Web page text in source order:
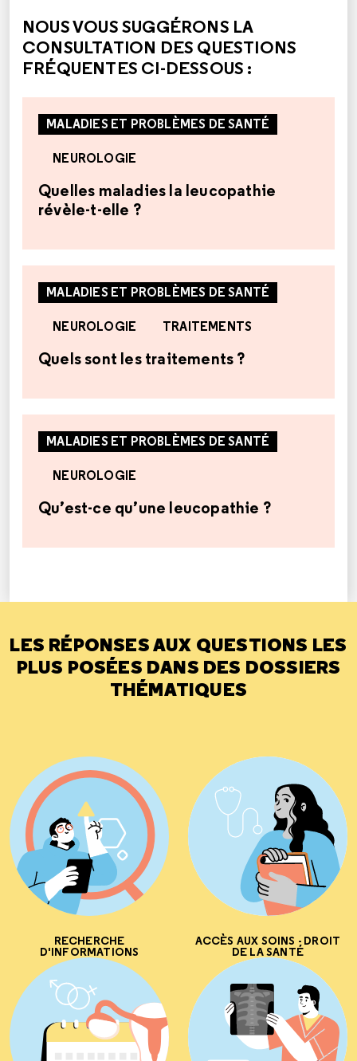
NOUS VOUS SUGGÉRONS LA
CONSULTATION DES QUESTIONS
FRÉQUENTES CI-DESSOUS :
MALADIES ET PROBLÈMES DE SANTÉ
NEUROLOGIE
Quelles maladies la leucopathie
révèle-t-elle ?
MALADIES ET PROBLÈMES DE SANTÉ
NEUROLOGIE TRAITEMENTS
Quels sont les traitements ?
MALADIES ET PROBLÈMES DE SANTÉ
NEUROLOGIE
Qu’est-ce qu’une leucopathie ?
LES RÉPONSES AUX QUESTIONS LES
PLUS POSÉES DANS DES DOSSIERS
THÉMATIQUES
RECHERCHE
D'INFORMATIONS
ACCÈS AUX SOINS - DROIT
DE LA SANTÉ